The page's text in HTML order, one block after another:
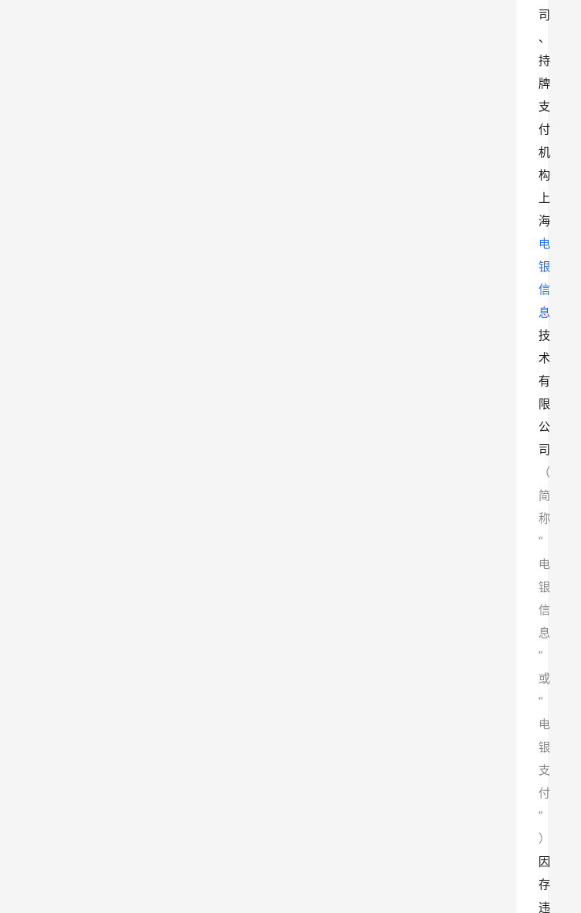
司
、
持
牌
支
付
机
构
上
海
电
银
信
息
技
术
有
限
公
司
（
简
称
“
电
银
信
息
”
或
“
电
银
支
付
”
）
因
存
违